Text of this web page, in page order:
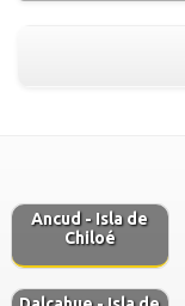
Ancud - Isla de
Chiloé